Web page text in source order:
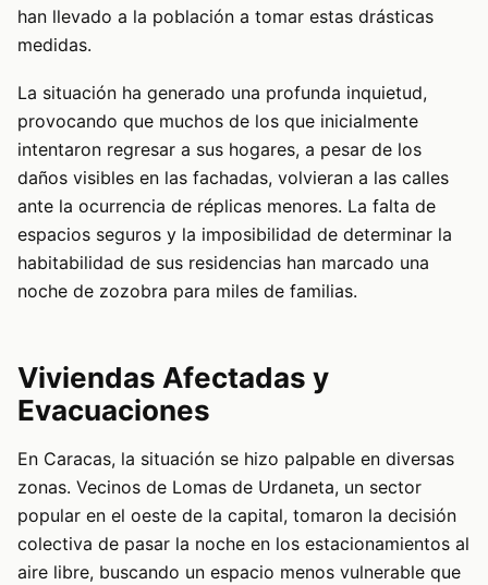
han llevado a la población a tomar estas drásticas
medidas.
La situación ha generado una profunda inquietud,
provocando que muchos de los que inicialmente
intentaron regresar a sus hogares, a pesar de los
daños visibles en las fachadas, volvieran a las calles
ante la ocurrencia de réplicas menores. La falta de
espacios seguros y la imposibilidad de determinar la
habitabilidad de sus residencias han marcado una
noche de zozobra para miles de familias.
Viviendas Afectadas y
Evacuaciones
En Caracas, la situación se hizo palpable en diversas
zonas. Vecinos de Lomas de Urdaneta, un sector
popular en el oeste de la capital, tomaron la decisión
colectiva de pasar la noche en los estacionamientos al
aire libre, buscando un espacio menos vulnerable que